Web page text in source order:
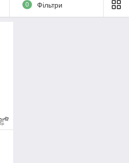
0 Фільтри